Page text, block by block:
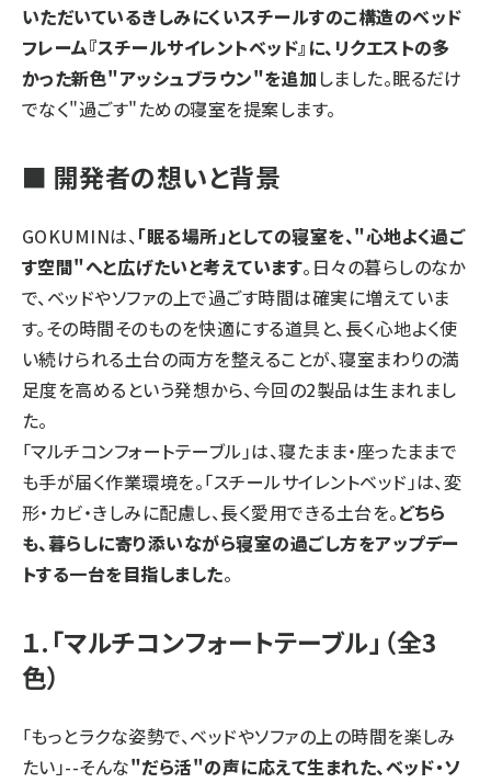
いただいているきしみにくいスチールすのこ構造のベッド
フレーム『スチールサイレントベッド』に、リクエストの多
かった新色"アッシュブラウン"を追加 しました。眠るだけ
でなく"過ごす"ための寝室を提案します。
■ 開発者の想いと背景
GOKUMINは、「眠る場所」としての寝室を、"心地よく過ご
す空間"へと広げたいと考えています。日々の暮らしのなか
で、ベッドやソファの上で過ごす時間は確実に増えていま
す。その時間そのものを快適にする道具と、長く心地よく使
い続けられる土台の両方を整えることが、寝室まわりの満
足度を高めるという発想から、今回の2製品は生まれまし
た。
「マルチコンフォートテーブル」は、寝たまま・座ったままで
も手が届く作業環境を。「スチールサイレントベッド」は、変
形・カビ・きしみに配慮し、長く愛用できる土台を。どちら
も、暮らしに寄り添いながら寝室の過ごし方をアップデー
トする一台を目指しました。
１.「マルチコンフォートテーブル」（全3
色）
「もっとラクな姿勢で、ベッドやソファの上の時間を楽しみ
たい」--そんな"だら活"の声に応えて生まれた、ベッド・ソ